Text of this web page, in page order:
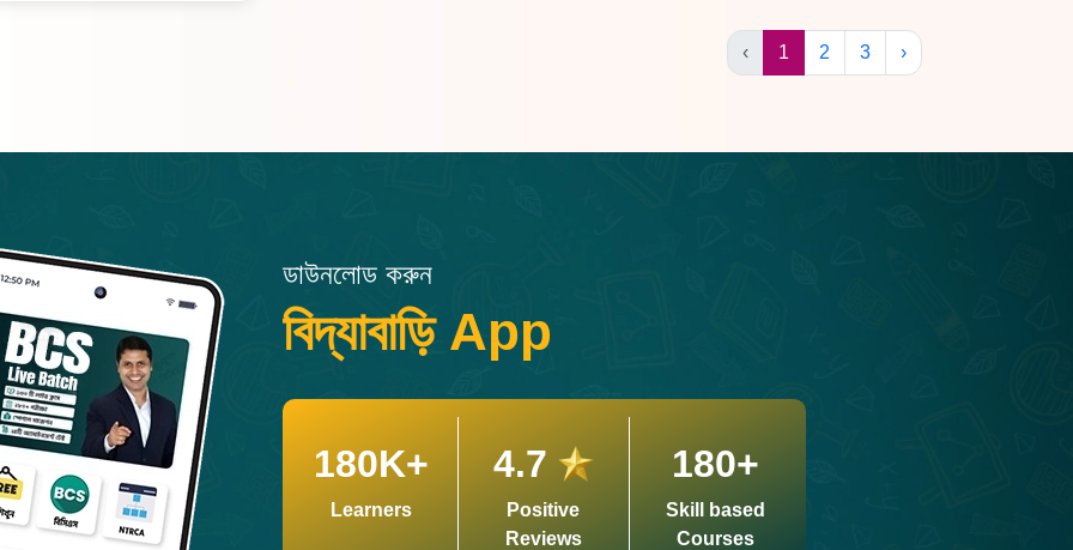
‹ 1 2 3 ›
ডাউনলোড করুন
বিদ্যাবাড়ি App
180K+
Learners
4.7
Positive
Reviews
180+
Skill based
Courses